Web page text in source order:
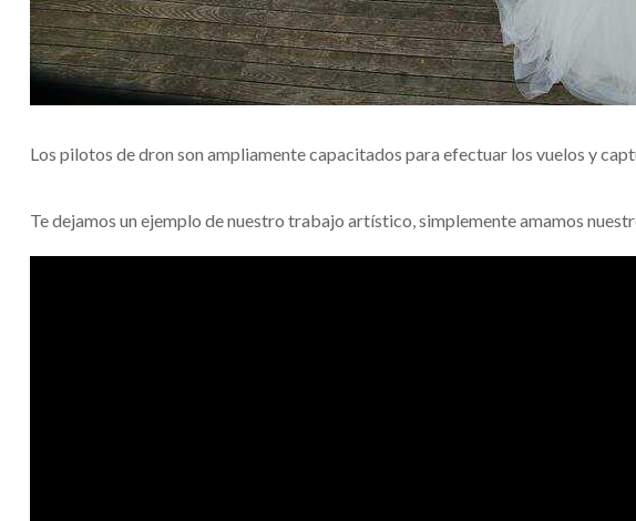
Los pilotos de dron son ampliamente capacitados para efectuar los vuelos y
Te dejamos un ejemplo de nuestro trabajo artístico, simplemente amamos